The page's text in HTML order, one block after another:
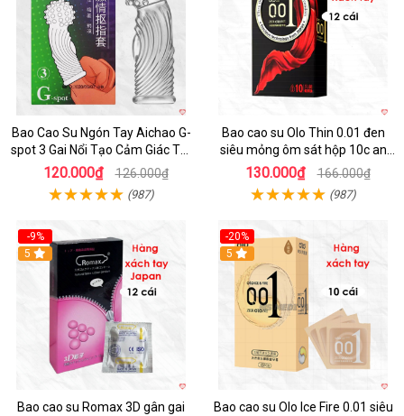
Bao Cao Su Ngón Tay Aichao G-
spot 3 Gai Nổi Tạo Cảm Giác Tột
Đỉnh
120.000₫ 126.000₫
(987)
Bao cao su Olo Thin 0.01 đen
siêu mỏng ôm sát hộp 10c an
toàn
130.000₫ 166.000₫
(987)
-9%
5
Bao cao su Romax 3D gân gai
-20%
5
Bao cao su Olo Ice Fire 0.01 siêu